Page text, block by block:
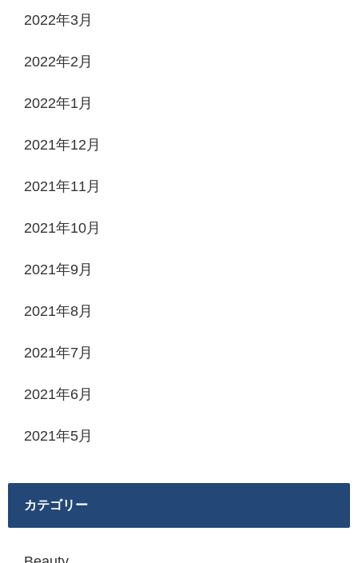
2022年3月
2022年2月
2022年1月
2021年12月
2021年11月
2021年10月
2021年9月
2021年8月
2021年7月
2021年6月
2021年5月
カテゴリー